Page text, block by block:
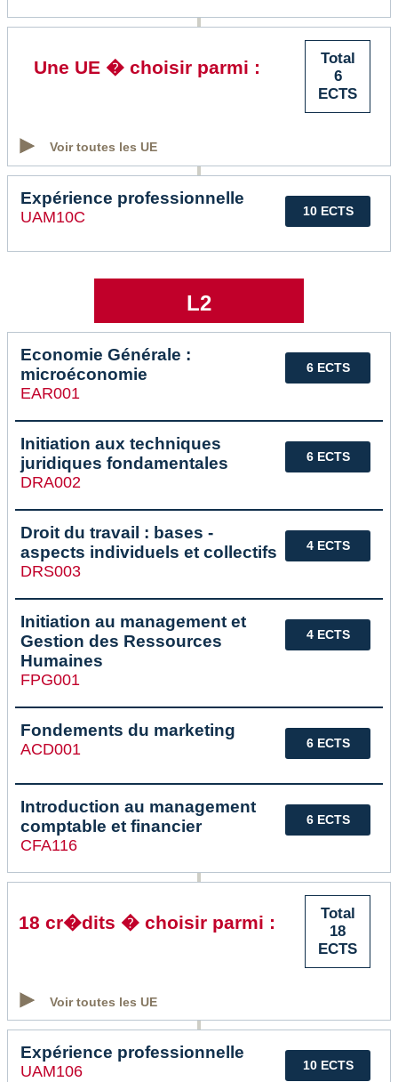
Total
6
ECTS
Une UE � choisir parmi :
Voir toutes les UE
10 ECTS
Expérience professionnelle
UAM10C
L2
6 ECTS
Economie Générale :
microéconomie
EAR001
6 ECTS
Initiation aux techniques
juridiques fondamentales
DRA002
4 ECTS
Droit du travail : bases -
aspects individuels et collectifs
DRS003
4 ECTS
Initiation au management et
Gestion des Ressources
Humaines
FPG001
6 ECTS
Fondements du marketing
ACD001
6 ECTS
Introduction au management
comptable et financier
CFA116
Total
18
ECTS
18 cr�dits � choisir parmi :
Voir toutes les UE
10 ECTS
Expérience professionnelle
UAM106